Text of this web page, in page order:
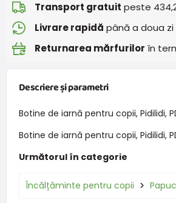
Transport gratuit peste
Livrare rapidă până a doua zi
Returnarea mărfurilor în
Descriere și parametri
Botine de iarnă pentru copii, Pidilidi,
Botine de iarnă pentru copii, Pidilidi,
Următorul în categorie
Încălțăminte pentru copii